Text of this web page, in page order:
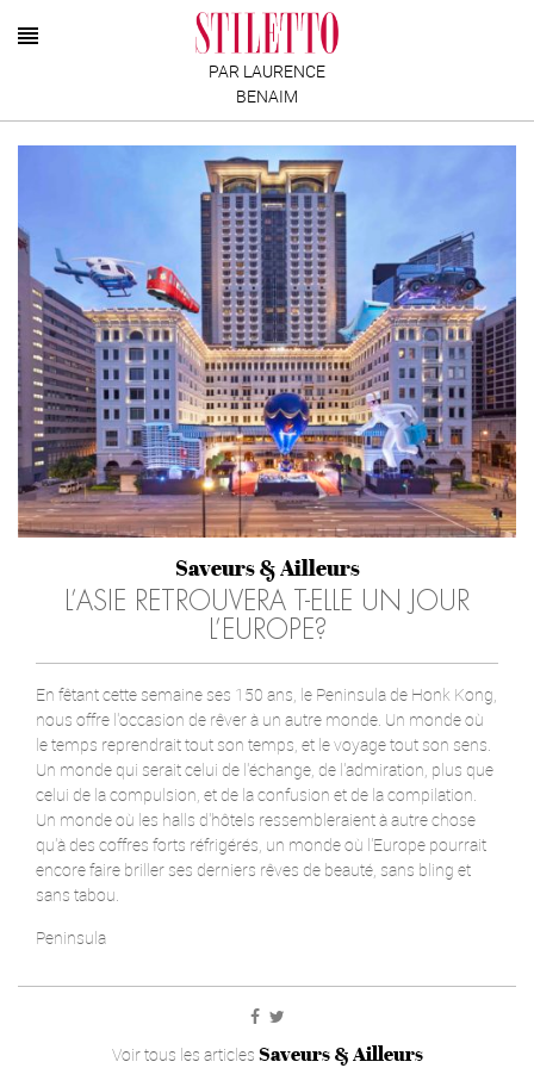
PAR LAURENCE
BENAIM
Saveurs & Ailleurs
L’ASIE RETROUVERA T-ELLE UN JOUR
L’EUROPE?
En fêtant cette semaine ses 150 ans, le Peninsula de Honk Kong,
nous offre l'occasion de rêver à un autre monde. Un monde où
le temps reprendrait tout son temps, et le voyage tout son sens.
Un monde qui serait celui de l'échange, de l'admiration, plus que
celui de la compulsion, et de la confusion et de la compilation.
Un monde où les halls d'hôtels ressembleraient à autre chose
qu'à des coffres forts réfrigérés, un monde où l'Europe pourrait
encore faire briller ses derniers rêves de beauté, sans bling et
sans tabou.
Peninsula
Voir tous les articles Saveurs & Ailleurs